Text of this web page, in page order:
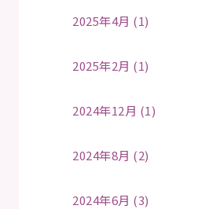
2025年4月 (1)
2025年2月 (1)
2024年12月 (1)
2024年8月 (2)
2024年6月 (3)